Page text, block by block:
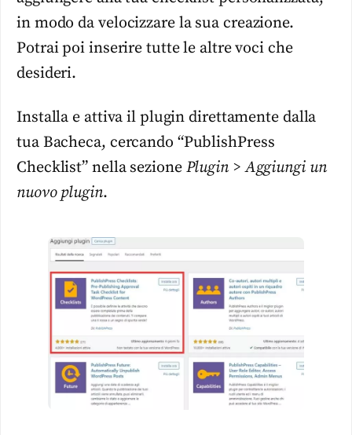
in modo da velocizzare la sua creazione.
Potrai poi inserire tutte le altre voci che
desideri.
Installa e attiva il plugin direttamente dalla
tua Bacheca, cercando “PublishPress
Checklist” nella sezione Plugin > Aggiungi un
nuovo plugin.